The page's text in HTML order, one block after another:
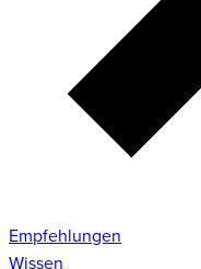
Empfehlungen
Wissen